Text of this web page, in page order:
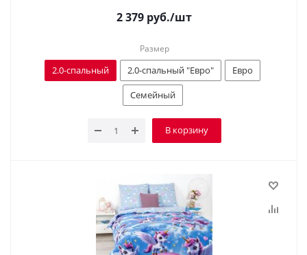
2 379 руб./шт
Размер
2.0-спальный 2.0-спальный "Евро"
Евро
Семейный
В корзину